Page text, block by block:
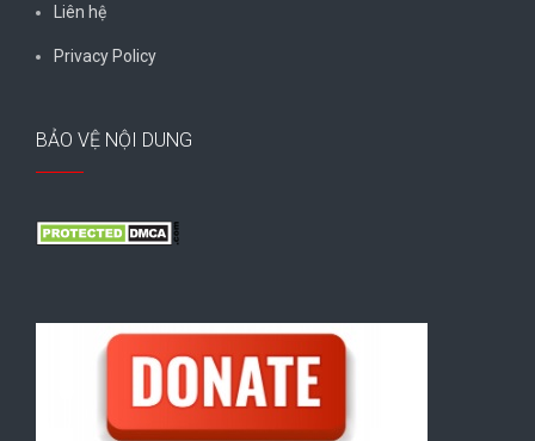
Liên hệ
Privacy Policy
BẢO VỆ NỘI DUNG